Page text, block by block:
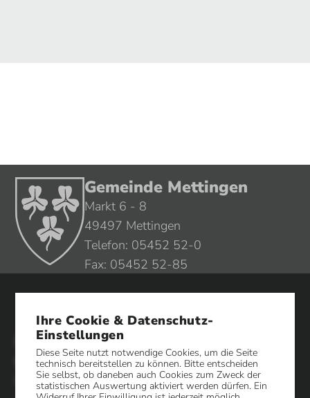
Gemeinde Mettingen
Markt 6 - 8
49497 Mettingen
Telefon: 05452 52-0
Fax: 05452 52-85
Datenschutz
Öffnungszeiten
Gemeindeverwaltung
Montag-Freitag
Montag-Dienstag
Ihre Cookie & Datenschutz-
Einstellungen
Diese Seite nutzt notwendige Cookies, um die Seite
technisch bereitstellen zu können. Bitte entscheiden
Sie selbst, ob daneben auch Cookies zum Zweck der
statistischen Auswertung aktiviert werden dürfen. Ein